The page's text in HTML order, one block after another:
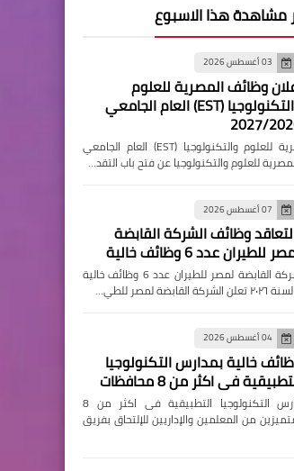
مشاهدة هذا الاسبوع
03 أغسطس 2026
وظائف المصرية للعلوم
والتكنولوجيا (EST) العام الجامعي
2027/
إعلان وظائف المصرية للعلوم والتكنولوجيا (EST) العام الجامعي
07 أغسطس 2026
وظائف الشركة القابضة
للطيران عدد 6 وظائف خالية
بالتعاقد وظائف الشركة القابضة لمصر للطيران عدد 6 وظائف خالية
04 أغسطس 2026
خالية بمدارس التكنولوجيا
فى اكثر من 8 محافظات
وظائف خالية بمدارس التكنولوجيا التطبيقية فى اكثر من 8
من المعلمين والإداريين للإلتحاق بفريق